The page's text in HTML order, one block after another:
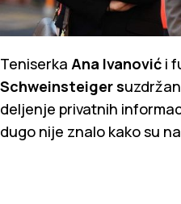
Teniserka Ana Ivanović i
Schweinsteigers
deljenje privatnih
dugo nije znalo kako su